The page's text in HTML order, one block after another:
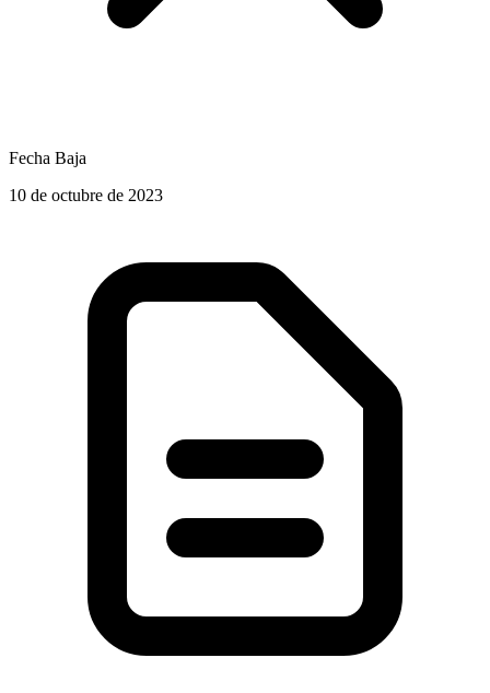
Fecha Baja
10 de octubre de 2023